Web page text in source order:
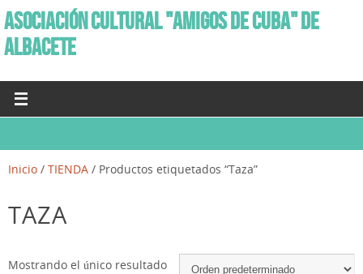
ASOCIACIÓN CULTURAL "AMIGOS DE CUBA" DE
ALBACETE
Inicio / TIENDA / Productos etiquetados “Taza”
TAZA
Mostrando el único resultado